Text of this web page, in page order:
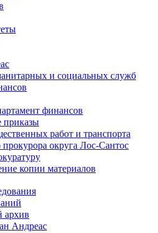
и социальных служб
финансов
работ и транспорта
округа Лос-Сантос
копии материалов
архив
Андреас